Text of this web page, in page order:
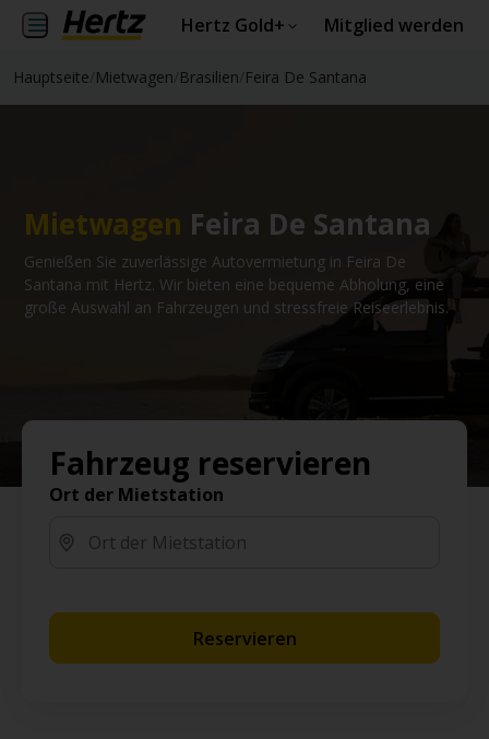
Hertz Gold+ Mitglied werden
Hauptseite Mietwagen Brasilien Feira De Santana
Mietwagen Feira De Santana
Genießen Sie zuverlässige Autovermietung in Feira De
Santana mit Hertz. Wir bieten eine bequeme Abholung, eine
große Auswahl an Fahrzeugen und stressfreie Reiseerlebnis.
Fahrzeug reservieren
Ort der Mietstation
Reservieren